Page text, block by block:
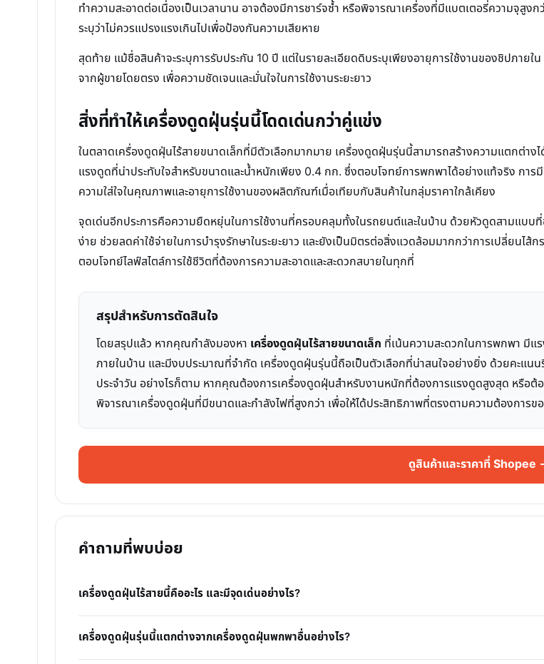
ทำความสะอาดต่อเนื่องเป็นเวลานาน อาจต้องมีการชาร์จซ้ำ หรือพิจารณาเครื่องที่มีแบตเตอรี่ความจุสูง
ระบุว่าไม่ควรแปรงแรงเกินไปเพื่อป้องกันความเสียหาย
สุดท้าย แม้ชื่อสินค้าจะระบุการรับประกัน 10 ปี แต่ในรายละเอียดดิบระบุเพียงอายุการใช้งานของชิปภา
จากผู้ขายโดยตรง เพื่อความชัดเจนและมั่นใจในการใช้งานระยะยาว
สิ่งที่ทำให้เครื่องดูดฝุ่นรุ่นนี้โดดเด่นกว่าคู่แข่ง
ในตลาดเครื่องดูดฝุ่นไร้สายขนาดเล็กที่มีตัวเลือกมากมาย เครื่องดูดฝุ่นรุ่นนี้สามารถสร้างความแตกต่า
แรงดูดที่น่าประทับใจสำหรับขนาดและน้ำหนักเพียง 0.4 กก. ซึ่งตอบโจทย์การพกพาได้อย่างแท้จริง ก
ความใส่ใจในคุณภาพและอายุการใช้งานของผลิตภัณฑ์เมื่อเทียบกับสินค้าในกลุ่มราคาใกล้เคียง
จุดเด่นอีกประการคือความยืดหยุ่นในการใช้งานที่ครอบคลุมทั้งในรถยนต์และในบ้าน ด้วยหัวดูดสามแบ
ง่าย ช่วยลดค่าใช้จ่ายในการบำรุงรักษาในระยะยาว และยังเป็นมิตรต่อสิ่งแวดล้อมมากกว่าการเปลี่ยน
ตอบโจทย์ไลฟ์สไตล์การใช้ชีวิตที่ต้องการความสะอาดและสะดวกสบายในทุกที่
สรุปสำหรับการตัดสินใจ
โดยสรุปแล้ว หากคุณกำลังมองหา เครื่องดูดฝุ่นไร้สายขนาดเล็ก ที่เน้นความสะดวกในการพกพา มีแ
ภายในบ้าน และมีงบประมาณที่จำกัด เครื่องดูดฝุ่นรุ่นนี้ถือเป็นตัวเลือกที่น่าสนใจอย่างยิ่ง ด้วยคะแน
ประจำวัน อย่างไรก็ตาม หากคุณต้องการเครื่องดูดฝุ่นสำหรับงานหนักที่ต้องการแรงดูดสูงสุด หรือต้
พิจารณาเครื่องดูดฝุ่นที่มีขนาดและกำลังไฟที่สูงกว่า เพื่อให้ได้ประสิทธิภาพที่ตรงตามความต้องการ
ดูสินค้าและราคาที่ Shopee
คำถามที่พบบ่อย
เครื่องดูดฝุ่นไร้สายนี้คืออะไร และมีจุดเด่นอย่างไร?
เครื่องดูดฝุ่นรุ่นนี้แตกต่างจากเครื่องดูดฝุ่นพกพาอื่นอย่างไร?